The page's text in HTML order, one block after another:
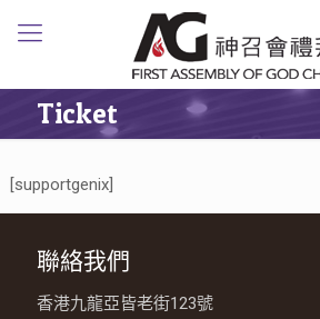
Ticket
[supportgenix]
聯絡我們
香港九龍亞皆老街123號